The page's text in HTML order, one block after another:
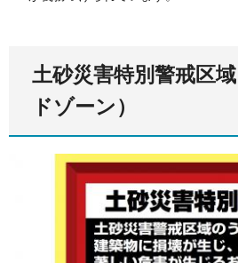
土砂災害特別警戒区
ドゾーン）